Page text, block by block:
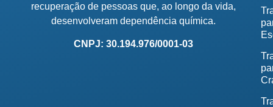
recuperação de pessoas que, ao longo da vida,
desenvolveram dependência química.
CNPJ: 30.194.976/0001-03